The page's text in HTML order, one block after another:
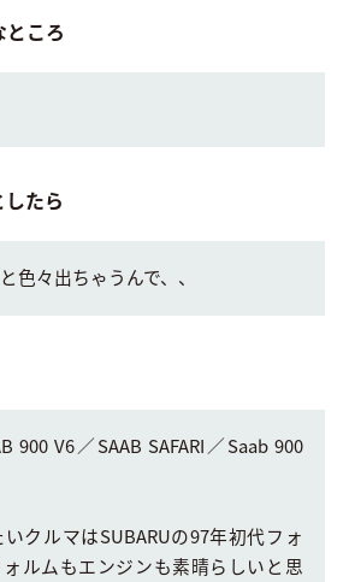
ところ
たら
色々出ちゃうんで、、
900 V6／SAAB SAFARI／Saab 900
クルマはSUBARUの97年初代フォ
ルムもエンジンも素晴らしいと思